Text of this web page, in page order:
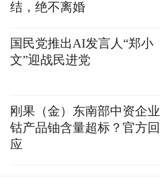
结，绝不离婚
国民党推出AI发言人“郑小
文”迎战民进党
刚果（金）东南部中资企业
钴产品铀含量超标？官方回
应